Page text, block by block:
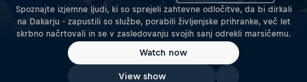
Spoznajte izjemne ljudi, ki so sprejeli zahtevne odločitve, da bi dirkali
na Dakarju - zapustili so službe, porabili življenjske prihranke, več let
skrbno načrtovali in se v zasledovanju svojih sanj odrekli marsičemu.
Watch now
View show